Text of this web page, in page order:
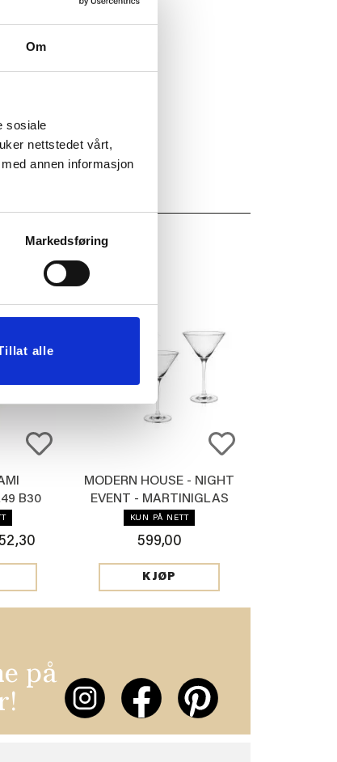
Om
sosiale
nettstedet vårt,
annen informasjon
Markedsføring
alle
B30
MODERN HOUSE - NIGHT
EVENT - MARTINIGLAS
KUN PÅ NETT
599,00
KJØP
på